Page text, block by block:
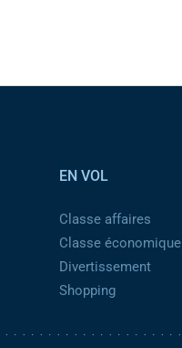
EN VOL
Classe affaires
Classe économique
Divertissement
Shopping